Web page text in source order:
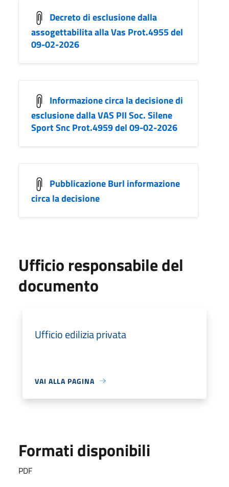
Decreto di esclusione dalla
assogettabilita alla Vas Prot.4955 del
09-02-2026
Informazione circa la decisione di
esclusione dalla VAS PII Soc. Silene
Sport Snc Prot.4959 del 09-02-2026
Pubblicazione Burl informazione
circa la decisione
Ufficio responsabile del
documento
Ufficio edilizia privata
VAI ALLA PAGINA
Formati disponibili
PDF